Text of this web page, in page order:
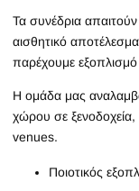
Τα συνέδρια απαιτούν
αισθητικό
παρέχουμε
Η ομάδα μας
χώρου σε ξενοδοχεία,
venues.
Ποιοτικός